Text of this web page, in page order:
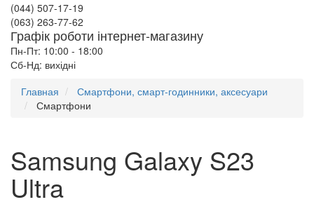
(044) 507-17-19
(063) 263-77-62
Графік роботи інтернет-магазину
Пн-Пт: 10:00 - 18:00
Сб-Нд: вихідні
Главная
Смартфони, смарт-годинники, аксесуари
Смартфони
Samsung Galaxy S23
Ultra